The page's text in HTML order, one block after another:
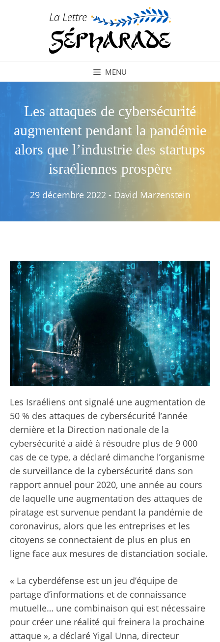
MENU
Les attaques de cybersécurité
augmentent pendant la pandémie
alors que l’industrie des startups
israéliennes prospère
29 décembre 2022 - David Marzenstein
Les Israéliens ont signalé une augmentation de
50 % des attaques de cybersécurité l’année
dernière et la Direction nationale de la
cybersécurité a aidé à résoudre plus de 9 000
cas de ce type, a déclaré dimanche l’organisme
de surveillance de la cybersécurité dans son
rapport annuel pour 2020, une année au cours
de laquelle une augmentation des attaques de
piratage est survenue pendant la pandémie de
coronavirus, alors que les entreprises et les
citoyens se connectaient de plus en plus en
ligne face aux mesures de distanciation sociale.
« La cyberdéfense est un jeu d’équipe de
partage d’informations et de connaissance
mutuelle… une combinaison qui est nécessaire
pour créer une réalité qui freinera la prochaine
attaque », a déclaré Yigal Unna, directeur